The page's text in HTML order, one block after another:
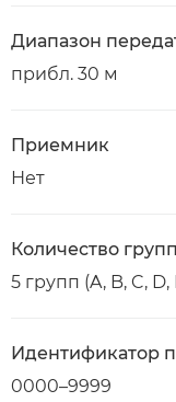
Диапазон
прибл. 30 м
Приемник
Нет
Количество групп
5 групп (A, B, C, D,
Идентификатор
0000–9999